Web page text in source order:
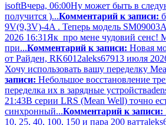
isoftВчера, 06:00Ну может быть в
получится )...Комментарий к записи:
9V(9,3V)-4A . Теперь модель
2026 16:31 Як про мене чудовий сенс!
при...Комментарий к записи: Новая
от Райден, RK6012aleks67913 июля
Хочу использовать вашу переделку
записи: Небольшое восстановление
переделка их в зарядные устройства
21:43В серии LRS (Mean Well) точно
синхронный...Комментарий к записи:
10, 25, 40, 100, 150 и пара 200 ватт